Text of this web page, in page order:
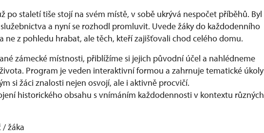
po staletí tiše stojí na svém místě, v sobě ukrývá nespočet příběhů. Byl
a nyní se rozhodl promluvit. Uvede žáky do každodenního
ne z pohledu hrabat, ale těch, kteří zajišťovali chod celého domu.
zámecké místnosti, přiblížíme si jejich původní účel a nahlédneme
Program je veden interaktivní formou a zahrnuje tematické úkoly
si žáci znalosti nejen osvojí, ale i aktivně procvičí.
historického obsahu s vnímáním každodennosti v kontextu různých
/ žáka